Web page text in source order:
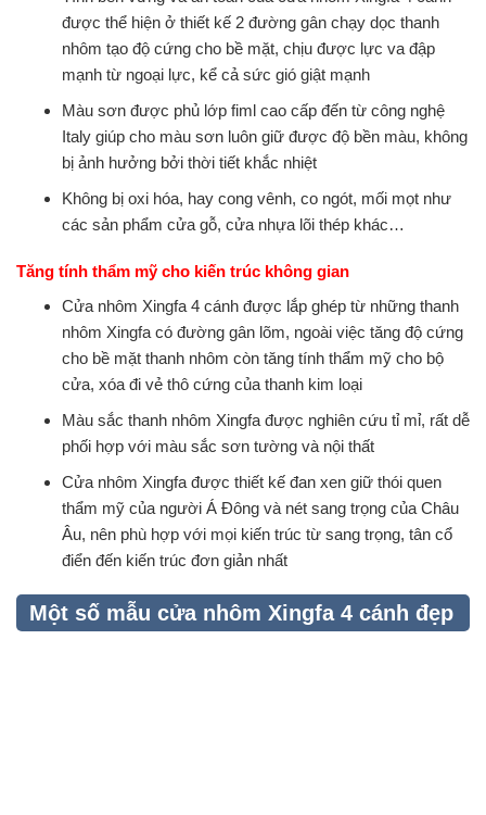
được thể hiện ở thiết kế 2 đường gân chạy dọc thanh
nhôm tạo độ cứng cho bề mặt, chịu được lực va đập
mạnh từ ngoại lực, kể cả sức gió giật mạnh
Màu sơn được phủ lớp fiml cao cấp đến từ công nghệ
Italy giúp cho màu sơn luôn giữ được độ bền màu, không
bị ảnh hưởng bởi thời tiết khắc nhiệt
Không bị oxi hóa, hay cong vênh, co ngót, mối mọt như
các sản phẩm cửa gỗ, cửa nhựa lõi thép khác…
Tăng tính thẩm mỹ cho kiến trúc không gian
Cửa nhôm Xingfa 4 cánh được lắp ghép từ những thanh
nhôm Xingfa có đường gân lõm, ngoài việc tăng độ cứng
cho bề mặt thanh nhôm còn tăng tính thẩm mỹ cho bộ
cửa, xóa đi vẻ thô cứng của thanh kim loại
Màu sắc thanh nhôm Xingfa được nghiên cứu tỉ mỉ, rất dễ
phối hợp với màu sắc sơn tường và nội thất
Cửa nhôm Xingfa được thiết kế đan xen giữ thói quen
thẩm mỹ của người Á Đông và nét sang trọng của Châu
Âu, nên phù hợp với mọi kiến trúc từ sang trọng, tân cổ
điển đến kiến trúc đơn giản nhất
Một số mẫu cửa nhôm Xingfa 4 cánh đẹp